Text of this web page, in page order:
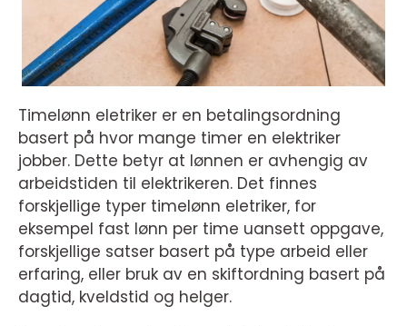
Timelønn eletriker er en betalingsordning
basert på hvor mange timer en elektriker
jobber. Dette betyr at lønnen er avhengig av
arbeidstiden til elektrikeren. Det finnes
forskjellige typer timelønn eletriker, for
eksempel fast lønn per time uansett oppgave,
forskjellige satser basert på type arbeid eller
erfaring, eller bruk av en skiftordning basert på
dagtid, kveldstid og helger.